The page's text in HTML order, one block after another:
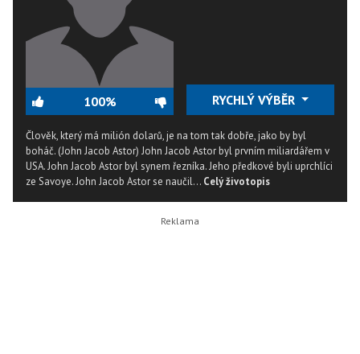
100% RYCHLÝ VÝBĚR
Člověk, který má milión dolarů, je na tom tak dobře, jako by byl
boháč. (John Jacob Astor) John Jacob Astor byl prvním miliardářem v
USA. John Jacob Astor byl synem řezníka. Jeho předkové byli uprchlíci
ze Savoye. John Jacob Astor se naučil... Celý životopis